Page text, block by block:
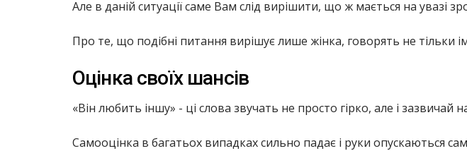
Але в даній ситуації саме Вам слід вирішити, що ж мається на увазі
Про те, що подібні питання вирішує лише жінка, говорять не тільки
Оцінка своїх шансів
«Він любить іншу» - ці слова звучать не просто гірко, але і
Самооцінка в багатьох випадках сильно падає і руки опускаються